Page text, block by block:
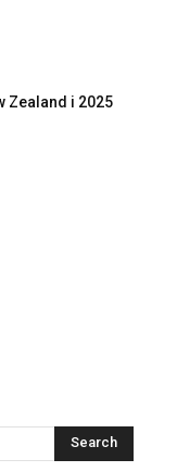
Zealand i 2025
Search